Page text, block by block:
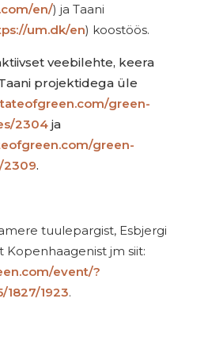
en/) ja Taani
um.dk/en) koostöös.
veebilehte, keera
projektidega üle
green-
2304 ja
green-
2309.
tuulepargist, Esbjergi
Kopenhaagenist jm siit:
event/?
1827/1923.